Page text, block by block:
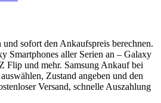
sofort den Ankaufspreis berechnen.
Smartphones aller Serien an – Galaxy
Flip und mehr. Samsung Ankauf bei
Zustand angeben und den
Versand, schnelle Auszahlung